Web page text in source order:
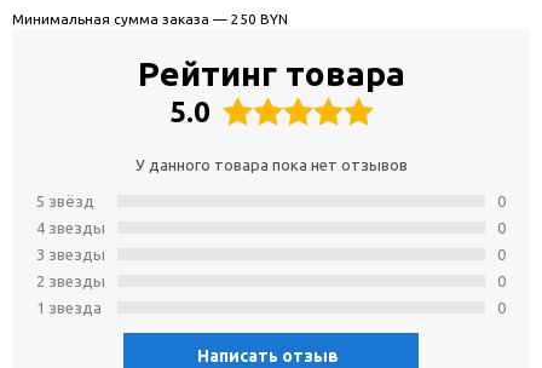
Минимальная сумма заказа — 250 BYN
Рейтинг товара
5.0
У данного товара пока нет отзывов
5 звёзд
4 звeзды
3 звeзды
2 звeзды
1 звeзда
0
0
0
0
0
Написать отзыв